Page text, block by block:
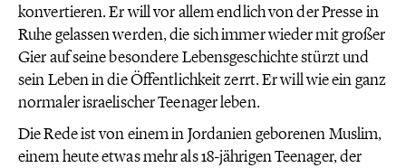
konvertieren. Er will vor allem endlich von der Presse in
Ruhe gelassen werden, die sich immer wieder mit großer
Gier auf seine besondere Lebensgeschichte stürzt und
sein Leben in die Öffentlichkeit zerrt. Er will wie ein ganz
normaler israelischer Teenager leben.
Die Rede ist von einem in Jordanien geborenen Muslim,
einem heute etwas mehr als 18-jährigen Teenager, der